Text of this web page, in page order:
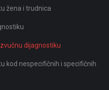
žena i trudnica
dijagnostiku
kod nespecifičnih i specifičnih